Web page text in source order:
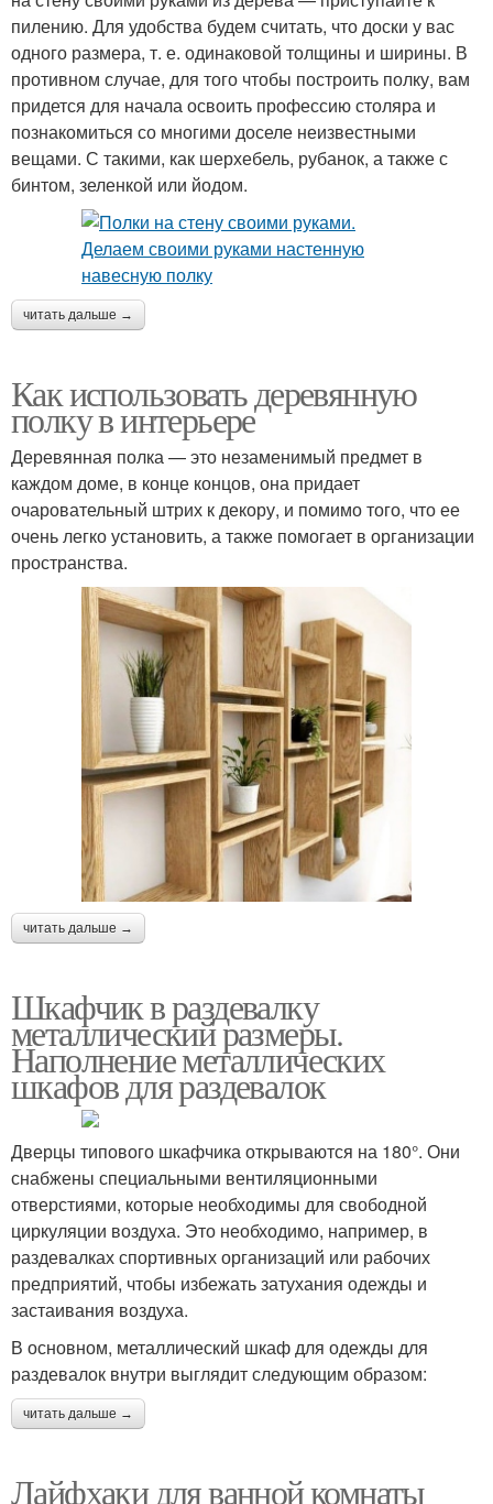
пилению. Для удобства будем считать, что доски у вас
одного размера, т. е. одинаковой толщины и ширины. В
противном случае, для того чтобы построить полку, вам
придется для начала освоить профессию столяра и
познакомиться со многими доселе неизвестными
вещами. С такими, как шерхебель, рубанок, а также с
бинтом, зеленкой или йодом.
читать дальше →
Как использовать деревянную
полку в интерьере
Деревянная полка — это незаменимый предмет в
каждом доме, в конце концов, она придает
очаровательный штрих к декору, и помимо того, что ее
очень легко установить, а также помогает в организации
пространства.
читать дальше →
Шкафчик в раздевалку
металлический размеры.
Наполнение металлических
шкафов для раздевалок
Дверцы типового шкафчика открываются на 180°. Они
снабжены специальными вентиляционными
отверстиями, которые необходимы для свободной
циркуляции воздуха. Это необходимо, например, в
раздевалках спортивных организаций или рабочих
предприятий, чтобы избежать затухания одежды и
застаивания воздуха.
В основном, металлический шкаф для одежды для
раздевалок внутри выглядит следующим образом:
читать дальше →
Лайфхаки для ванной комнаты